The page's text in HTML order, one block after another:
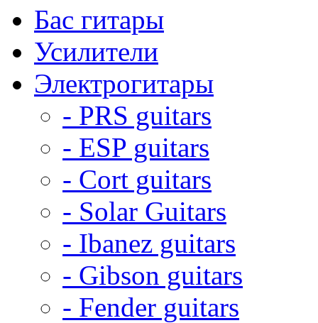
Бас гитары
Усилители
Электрогитары
- PRS guitars
- ESP guitars
- Cort guitars
- Solar Guitars
- Ibanez guitars
- Gibson guitars
- Fender guitars